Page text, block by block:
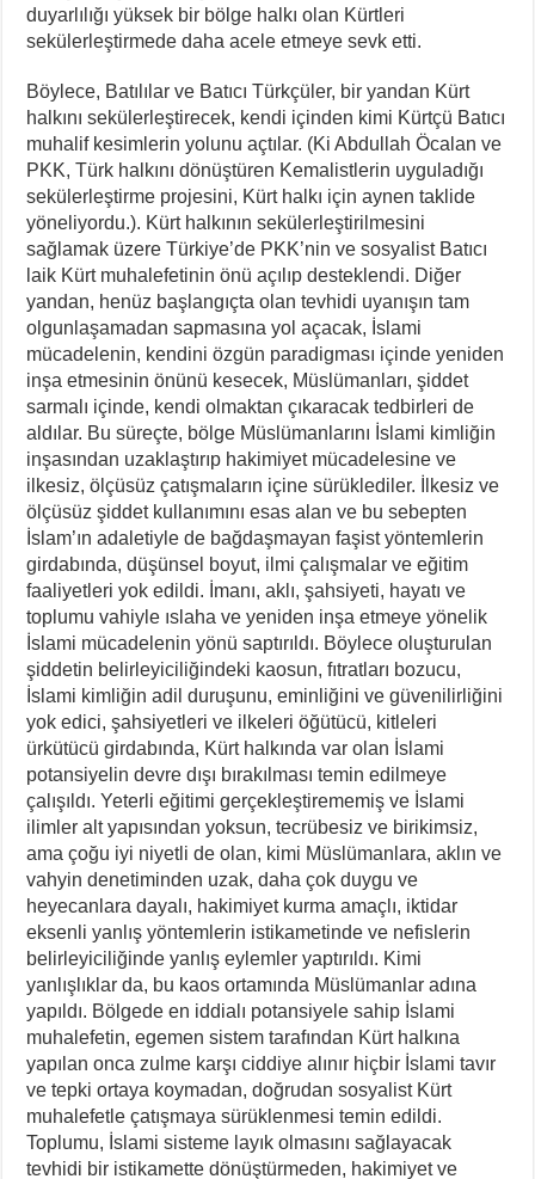
duyarlılığı yüksek bir bölge halkı olan Kürtleri
sekülerleştirmede daha acele etmeye sevk etti.
Böylece, Batılılar ve Batıcı Türkçüler, bir yandan Kürt
halkını sekülerleştirecek, kendi içinden kimi Kürtçü Batıcı
muhalif kesimlerin yolunu açtılar. (Ki Abdullah Öcalan ve
PKK, Türk halkını dönüştüren Kemalistlerin uyguladığı
sekülerleştirme projesini, Kürt halkı için aynen taklide
yöneliyordu.). Kürt halkının sekülerleştirilmesini
sağlamak üzere Türkiye’de PKK’nin ve sosyalist Batıcı
laik Kürt muhalefetinin önü açılıp desteklendi. Diğer
yandan, henüz başlangıçta olan tevhidi uyanışın tam
olgunlaşamadan sapmasına yol açacak, İslami
mücadelenin, kendini özgün paradigması içinde yeniden
inşa etmesinin önünü kesecek, Müslümanları, şiddet
sarmalı içinde, kendi olmaktan çıkaracak tedbirleri de
aldılar. Bu süreçte, bölge Müslümanlarını İslami kimliğin
inşasından uzaklaştırıp hakimiyet mücadelesine ve
ilkesiz, ölçüsüz çatışmaların içine sürüklediler. İlkesiz ve
ölçüsüz şiddet kullanımını esas alan ve bu sebepten
İslam’ın adaletiyle de bağdaşmayan faşist yöntemlerin
girdabında, düşünsel boyut, ilmi çalışmalar ve eğitim
faaliyetleri yok edildi. İmanı, aklı, şahsiyeti, hayatı ve
toplumu vahiyle ıslaha ve yeniden inşa etmeye yönelik
İslami mücadelenin yönü saptırıldı. Böylece oluşturulan
şiddetin belirleyiciliğindeki kaosun, fıtratları bozucu,
İslami kimliğin adil duruşunu, eminliğini ve güvenilirliğini
yok edici, şahsiyetleri ve ilkeleri öğütücü, kitleleri
ürkütücü girdabında, Kürt halkında var olan İslami
potansiyelin devre dışı bırakılması temin edilmeye
çalışıldı. Yeterli eğitimi gerçekleştirememiş ve İslami
ilimler alt yapısından yoksun, tecrübesiz ve birikimsiz,
ama çoğu iyi niyetli de olan, kimi Müslümanlara, aklın ve
vahyin denetiminden uzak, daha çok duygu ve
heyecanlara dayalı, hakimiyet kurma amaçlı, iktidar
eksenli yanlış yöntemlerin istikametinde ve nefislerin
belirleyiciliğinde yanlış eylemler yaptırıldı. Kimi
yanlışlıklar da, bu kaos ortamında Müslümanlar adına
yapıldı. Bölgede en iddialı potansiyele sahip İslami
muhalefetin, egemen sistem tarafından Kürt halkına
yapılan onca zulme karşı ciddiye alınır hiçbir İslami tavır
ve tepki ortaya koymadan, doğrudan sosyalist Kürt
muhalefetle çatışmaya sürüklenmesi temin edildi.
Toplumu, İslami sisteme layık olmasını sağlayacak
tevhidi bir istikamette dönüştürmeden, hakimiyet ve